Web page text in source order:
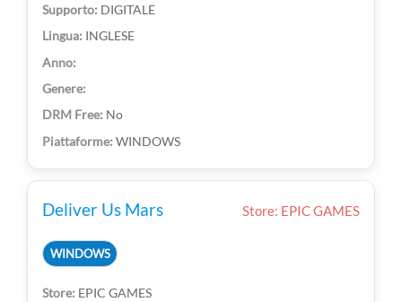
DIGITALE
INGLESE
No
WINDOWS
Deliver Us Mars Store: EPIC GAMES
WINDOWS
EPIC GAMES